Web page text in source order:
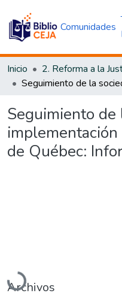
Comunidades
Inicio 2. Reforma a la
Seguimiento de
de Québec:
Cargando...
Archivos